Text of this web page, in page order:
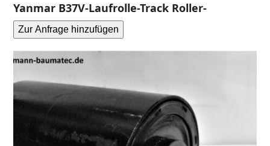
Yanmar B37V-Laufrolle-Track Roller-
Zur Anfrage hinzufügen